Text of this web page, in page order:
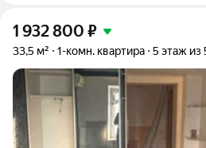
1 932 800 ₽
33,5 м² 1-комн. квартира 5 этаж из